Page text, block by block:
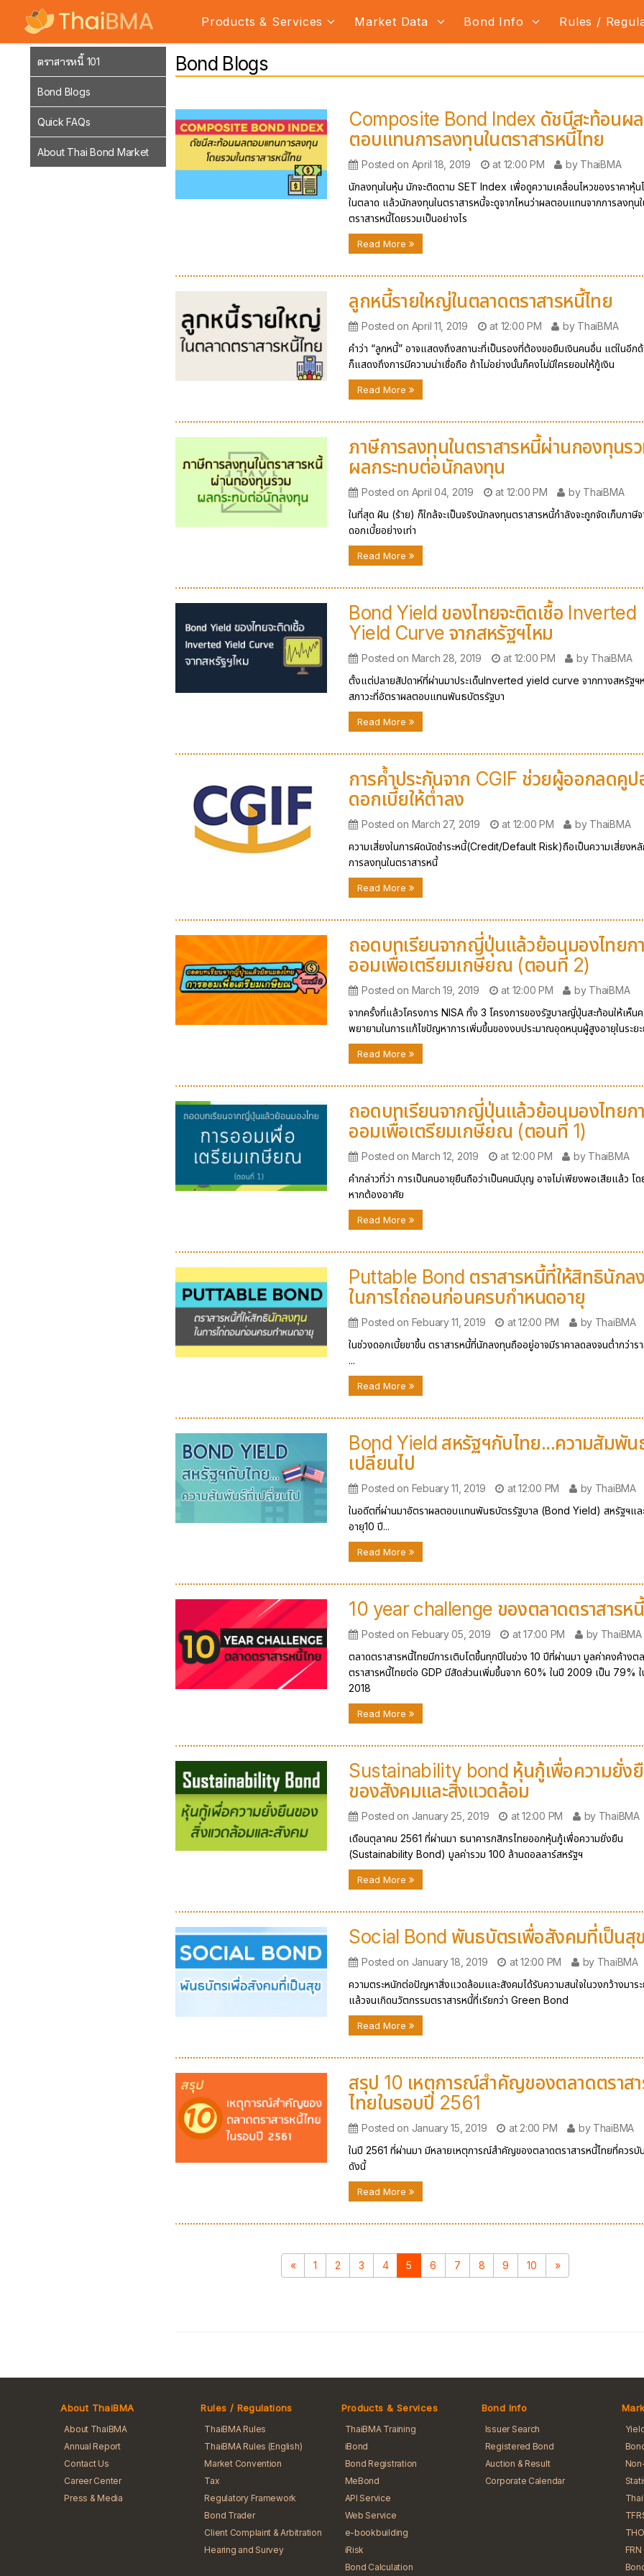
Products & Services Market Data Bond Info Rules /
ตราสารหนี้ 101
Bond Blogs
Quick FAQs
About Thai Bond Market
Bond Blogs
Composite Bond Index ดัชนีสะท้อนผล
ตอบแทนการลงทุนในตราสารหนี้ไทย
Posted on April 18, 2019 at 12:00 PM
by ThaiBMA
นักลงทุนในหุ้น มักจะติดตาม SET Index เพื่อดูความเคลื่อนไหวของราคาหุ้น
ในตลาด แล้วนักลงทุนในตราสารหนี้จะดูจากไหนว่าผลตอบแทนจากการลงทุน
ตราสารหนี้โดยรวมเป็นอย่างไร
Read More
ลูกหนี้รายใหญ่ในตลาดตราสารหนี้ไทย
Posted on April 11, 2019 at 12:00 PM
by ThaiBMA
คำว่า “ลูกหนี้” อาจแสดงถึงสถานะที่เป็นรองที่ต้องขอยืมเงินคนอื่น แต่ในอีก
ก็แสดงถึงการมีความน่าเชื่อถือ ถ้าไม่อย่างนั้นก็คงไม่มีใครยอมให้กู้เงิน
Read More
ภาษีการลงทุนในตราสารหนี้ผ่านกองทุนร
ผลกระทบต่อนักลงทุน
Posted on April 04, 2019 at 12:00 PM
by ThaiBMA
ในที่สุด ฝัน (ร้าย) ก็ใกล้จะเป็นจริงนักลงทุนตราสารหนี้กำลังจะถูกจัดเก็บภาษีจ
ดอกเบี้ยอย่างเท่า
Read More
Bond Yield ของไทยจะติดเชื้อ Inverted
Yield Curve จากสหรัฐฯไหม
Posted on March 28, 2019 at 12:00 PM
by ThaiBMA
ตั้งแต่ปลายสัปดาห์ที่ผ่านมาประเด็นInverted yield curve จากทางสหรัฐฯ
สภาวะที่อัตราผลตอบแทนพันธบัตรรัฐบา
Read More
การค้ำประกันจาก CGIF ช่วยผู้ออกลดคูป
ดอกเบี้ยให้ต่ำลง
Posted on March 27, 2019 at 12:00 PM
by ThaiBMA
ความเสี่ยงในการผิดนัดชำระหนี้(Credit/Default Risk)ถือเป็นความเสี่ยงห
การลงทุนในตราสารหนี้
Read More
ถอดบทเรียนจากญี่ปุ่นแล้วย้อนมองไทยก
ออมเพื่อเตรียมเกษียณ (ตอนที่ 2)
Posted on March 19, 2019 at 12:00 PM
by ThaiBMA
จากครั้งที่แล้วโครงการ NISA ทั้ง 3 โครงการของรัฐบาลญี่ปุ่นสะท้อนให้เห็นค
พยายามในการแก้ไขปัญหาการเพิ่มขึ้นของงบประมาณอุดหนุนผู้สูงอายุในระยะ
Read More
ถอดบทเรียนจากญี่ปุ่นแล้วย้อนมองไทยก
ออมเพื่อเตรียมเกษียณ (ตอนที่ 1)
Posted on March 12, 2019 at 12:00 PM
by ThaiBMA
คำกล่าวที่ว่า การเป็นคนอายุยืนถือว่าเป็นคนมีบุญ อาจไม่เพียงพอเสียแล้ว โด
หากต้องอาศัย
Read More
Puttable Bond ตราสารหนี้ที่ให้สิทธินักล
ในการไถ่ถอนก่อนครบกำหนดอายุ
Posted on Febuary 11, 2019 at 12:00 PM
by ThaiBMA
ในช่วงดอกเบี้ยขาขึ้น ตราสารหนี้ที่นักลงทุนถืออยู่อาจมีราคาลดลงจนต่ำกว่าร
...
Read More
Bond Yield สหรัฐฯกับไทย...ความสัมพัน
เปลี่ยนไป
Posted on Febuary 11, 2019 at 12:00 PM
by ThaiBMA
ในอดีตที่ผ่านมาอัตราผลตอบแทนพันธบัตรรัฐบาล (Bond Yield) สหรัฐฯแล
อายุ10 ปี...
Read More
10 year challenge ของตลาดตราสารหนี้
Posted on Febuary 05, 2019 at 17:00 PM
by ThaiBMA
ตลาดตราสารหนี้ไทยมีการเติบโตขึ้นทุกปีในช่วง 10 ปีที่ผ่านมา มูลค่าคงค้างต
ตราสารหนี้ไทยต่อ GDP มีสัดส่วนเพิ่มขึ้นจาก 60% ในปี 2009 เป็น 79% ใ
2018
Read More
Sustainability bond หุ้นกู้เพื่อความยั่ง
ของสังคมและสิ่งแวดล้อม
Posted on January 25, 2019 at 12:00 PM
by ThaiBMA
เดือนตุลาคม 2561 ที่ผ่านมา ธนาคารกสิกรไทยออกหุ้นกู้เพื่อความยั่งยืน
(Sustainability Bond) มูลค่ารวม 100 ล้านดอลลาร์สหรัฐฯ
Read More
Social Bond พันธบัตรเพื่อสังคมที่เป็นสุข
Posted on January 18, 2019 at 12:00 PM
by ThaiBMA
ความตระหนักต่อปัญหาสิ่งแวดล้อมและสังคมได้รับความสนใจในวงกว้างมาร
แล้วจนเกิดนวัตกรรมตราสารหนี้ที่เรียกว่า Green Bond
Read More
สรุป 10 เหตุการณ์สำคัญของตลาดตราส
ไทยในรอบปี 2561
Posted on January 15, 2019 at 2:00 PM
by ThaiBMA
ในปี 2561 ที่ผ่านมา มีหลายเหตุการณ์สำคัญของตลาดตราสารหนี้ไทยที่ควรบั
ดังนี้
Read More
« 1 2 3 4 5 6 7 8 9 10 »
About ThaiBMA
About ThaiBMA
Annual Report
Contact Us
Career Center
Press & Media
Rules / Regulations
ThaiBMA Rules
ThaiBMA Rules (English)
Market Convention
Tax
Regulatory Framework
Bond Trader
Client Complaint & Arbitration
Hearing and Survey
Products & Services
ThaiBMA Training
iBond
Bond Registration
MeBond
API Service
Web Service
e-bookbuilding
iRisk
Bond Calculation
Bond Info
Issuer Search
Registered Bond
Auction & Result
Corporate Calendar